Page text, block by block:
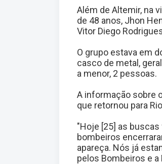
Além de Altemir, na
de 48 anos, Jhon
Vitor Diego
O grupo estava em
casco de metal,
a menor, 2 pessoas.
A informação sobre
que retornou para
"Hoje [25] as
bombeiros
apareça. Nós já
pelos Bombeiros e a